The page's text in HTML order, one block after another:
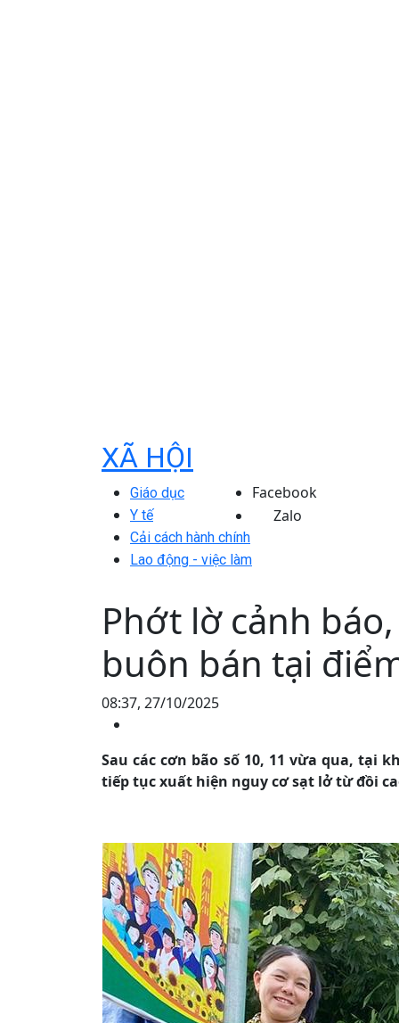
XÃ HỘI
Giáo dục
Y tế
Cải cách hành chính
Lao động - việc làm
Facebook
Zalo
Phớt lờ cảnh
buôn bán tại
08:37, 27/10/2025
Sau các cơn bão số 10, 11 vừa qua, tại
tiếp tục xuất hiện nguy cơ sạt lở từ đồi